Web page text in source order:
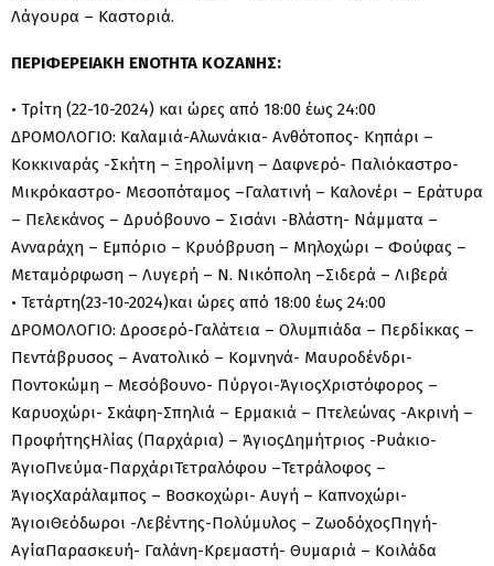
Λάγουρα – Καστοριά.
ΠΕΡΙΦΕΡΕΙΑΚΗ ΕΝΟΤΗΤΑ ΚΟΖΑΝΗΣ:
• Τρίτη (22-10-2024) και ώρες από 18:00 έως 24:00
ΔΡΟΜΟΛΟΓΙΟ: Καλαμιά-Αλωνάκια- Ανθότοπος- Κηπάρι –
Κοκκιναράς -Σκήτη – Ξηρολίμνη – Δαφνερό- Παλιόκαστρο-
Μικρόκαστρο- Μεσοπόταμος –Γαλατινή – Καλονέρι – Εράτυρα
– Πελεκάνος – Δρυόβουνο – Σισάνι -Βλάστη- Νάμματα –
Ανναράχη – Εμπόριο – Κρυόβρυση – Μηλοχώρι – Φούφας –
Μεταμόρφωση – Λυγερή – N. Νικόπολη –Σιδερά – Λιβερά
• Τετάρτη(23-10-2024)και ώρες από 18:00 έως 24:00
ΔΡΟΜΟΛΟΓΙΟ: Δροσερό-Γαλάτεια – Ολυμπιάδα – Περδίκκας –
Πεντάβρυσος – Ανατολικό – Κομνηνά- Μαυροδένδρι-
Ποντοκώμη – Μεσόβουνο- Πύργοι-ΆγιοςΧριστόφορος –
Καρυοχώρι- Σκάφη-Σπηλιά – Ερμακιά – Πτελεώνας -Ακρινή –
ΠροφήτηςΗλίας (Παρχάρια) – ΆγιοςΔημήτριος -Ρυάκιο-
ΆγιοΠνεύμα-ΠαρχάριΤετραλόφου –Τετράλοφος –
ΆγιοςΧαράλαμπος – Βοσκοχώρι- Αυγή – Καπνοχώρι-
ΆγιοιΘεόδωροι -Λεβέντης-Πολύμυλος – ΖωοδόχοςΠηγή-
ΑγίαΠαρασκευή- Γαλάνη-Κρεμαστή- Θυμαριά – Κοιλάδα